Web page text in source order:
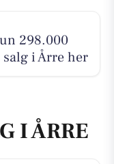
298.000
i Årre her
I ÅRRE